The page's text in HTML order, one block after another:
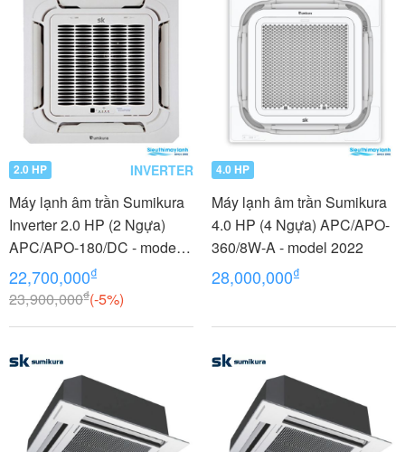
2.0 HP INVERTER
Máy lạnh âm trần Sumikura
Inverter 2.0 HP (2 Ngựa)
APC/APO-180/DC - model
2022
22,700,000₫
23,900,000₫(-5%)
4.0 HP
Máy lạnh âm trần Sumikura
4.0 HP (4 Ngựa) APC/APO-
360/8W-A - model 2022
28,000,000₫